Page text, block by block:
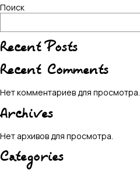
Поиск
Recent Posts
Recent Comments
Нет комментариев для просмотра.
Archives
Нет архивов для просмотра.
Categories